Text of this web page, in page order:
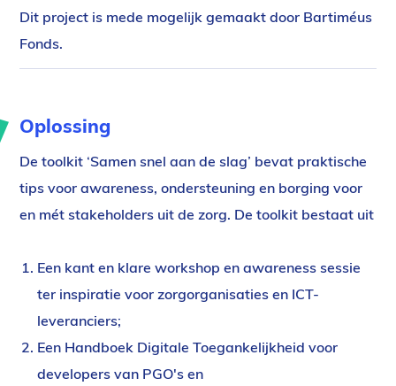
Dit project is mede mogelijk gemaakt door Bartiméus
Fonds.
Oplossing
De toolkit ‘Samen snel aan de slag’ bevat praktische
tips voor awareness, ondersteuning en borging voor
en mét stakeholders uit de zorg. De toolkit bestaat uit
Een kant en klare workshop en awareness sessie
ter inspiratie voor zorgorganisaties en ICT-
leveranciers;
Een Handboek Digitale Toegankelijkheid voor
developers van PGO's en